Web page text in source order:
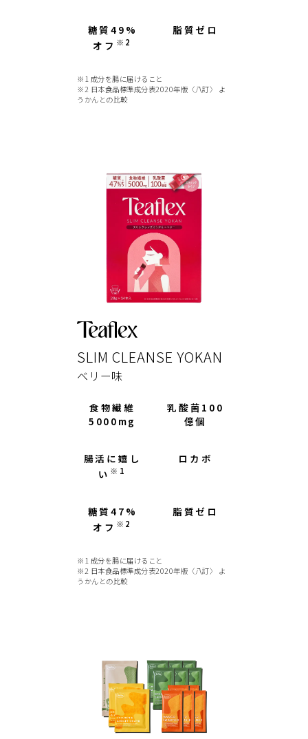
糖質49%
オフ ※2
脂質ゼロ
※1 成分を腸に届けること
※2 日本食品標準成分表2020年版〈八訂〉 よ
うかんとの比較
SLIM CLEANSE YOKAN
ベリー味
食物繊維
5000mg
乳酸菌100
億個
腸活に嬉し
い ※1
ロカボ
糖質47%
オフ ※2
脂質ゼロ
※1 成分を腸に届けること
※2 日本食品標準成分表2020年版〈八訂〉 よ
うかんとの比較